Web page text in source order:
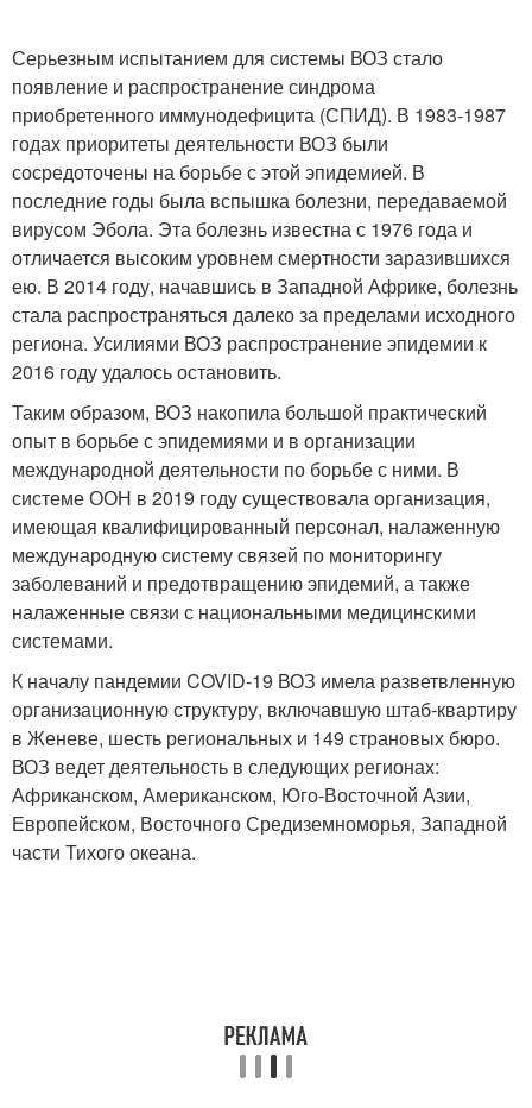
Серьезным испытанием для системы ВОЗ стало
появление и распространение синдрома
приобретенного иммунодефицита (СПИД). В 1983-1987
годах приоритеты деятельности ВОЗ были
сосредоточены на борьбе с этой эпидемией. В
последние годы была вспышка болезни, передаваемой
вирусом Эбола. Эта болезнь известна с 1976 года и
отличается высоким уровнем смертности заразившихся
ею. В 2014 году, начавшись в Западной Африке, болезнь
стала распространяться далеко за пределами исходного
региона. Усилиями ВОЗ распространение эпидемии к
2016 году удалось остановить.
Таким образом, ВОЗ накопила большой практический
опыт в борьбе с эпидемиями и в организации
международной деятельности по борьбе с ними. В
системе ООН в 2019 году существовала организация,
имеющая квалифицированный персонал, налаженную
международную систему связей по мониторингу
заболеваний и предотвращению эпидемий, а также
налаженные связи с национальными медицинскими
системами.
К началу пандемии COVID-19 ВОЗ имела разветвленную
организационную структуру, включавшую штаб-квартиру
в Женеве, шесть региональных и 149 страновых бюро.
ВОЗ ведет деятельность в следующих регионах:
Африканском, Американском, Юго-Восточной Азии,
Европейском, Восточного Средиземноморья, Западной
части Тихого океана.